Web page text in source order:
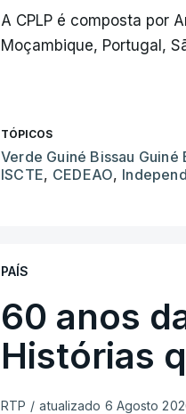
A CPLP é composta por
Moçambique, Portugal,
TÓPICOS
Verde Guiné Bissau
ISCTE, CEDEAO,
PAÍS
60 anos
Histórias
RTP / atualizado 6 Agosto